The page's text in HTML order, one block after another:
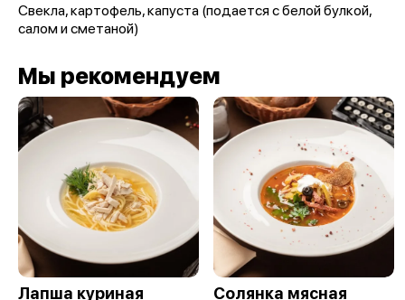
Свекла, картофель, капуста (подается с белой булкой,
салом и сметаной)
Мы рекомендуем
Лапша куриная Солянка мясная